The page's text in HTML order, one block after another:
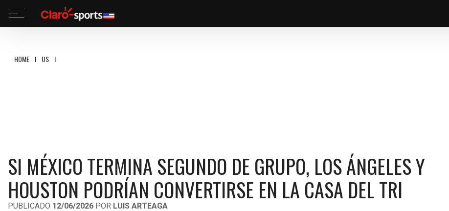
HOME I US I
SI MÉXICO TERMINA SEGUNDO DE GRUPO, LOS ÁNGELES Y
HOUSTON PODRÍAN CONVERTIRSE EN LA CASA DEL TRI
PUBLICADO 12/06/2026 POR LUIS ARTEAGA